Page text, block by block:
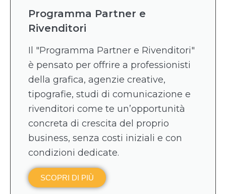
Programma Partner e
Rivenditori
Il "Programma Partner e Rivenditori"
è pensato per offrire a professionisti
della grafica, agenzie creative,
tipografie, studi di comunicazione e
rivenditori come te un’opportunità
concreta di crescita del proprio
business, senza costi iniziali e con
condizioni dedicate.
SCOPRI DI PIÙ